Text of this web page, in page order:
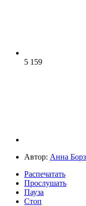
5 159
Автор: Анна
Распечатать
Прослушать
Пауза
Стоп